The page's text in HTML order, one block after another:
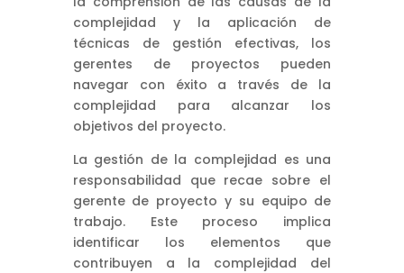
complejidad y la aplicación de
técnicas de gestión efectivas, los
gerentes de proyectos pueden
navegar con éxito a través de la
complejidad para alcanzar los
objetivos del proyecto.
La gestión de la complejidad es una
responsabilidad que recae sobre el
gerente de proyecto y su equipo de
trabajo. Este proceso implica
identificar los elementos que
contribuyen a la complejidad del